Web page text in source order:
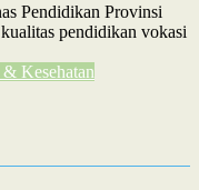
Pendidikan Provinsi
pendidikan vokasi
Kesehatan